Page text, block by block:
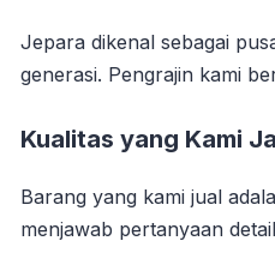
Jepara dikenal sebagai
generasi. Pengrajin kami
Kualitas yang Kami
Barang yang kami jual
menjawab pertanyaan